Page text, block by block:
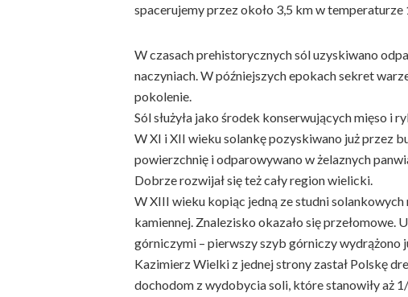
spacerujemy przez około 3,5 km w
W czasach prehistorycznych sól uzyskiwano
naczyniach. W późniejszych epokach sekret
pokolenie.
Sól służyła jako środek konserwujących mięso i
W XI i XII wieku solankę pozyskiwano już przez
powierzchnię i odparowywano w żelaznych
Dobrze rozwijał się też cały region wielicki.
W XIII wieku kopiąc jedną ze studni
kamiennej. Znalezisko okazało się
górniczymi – pierwszy szyb górniczy wydrążono
Kazimierz Wielki z jednej strony zastał Polskę
dochodom z wydobycia soli, które stanowiły aż